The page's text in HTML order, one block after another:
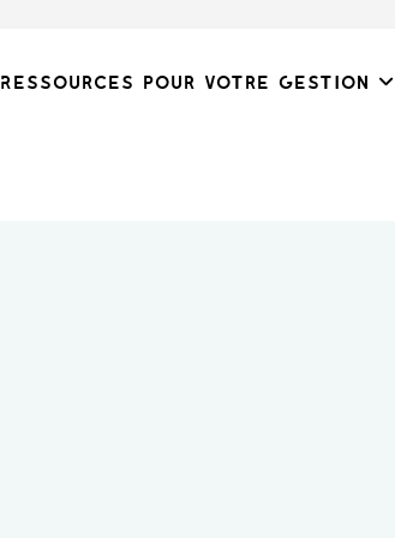
Ressources pour votre gestion